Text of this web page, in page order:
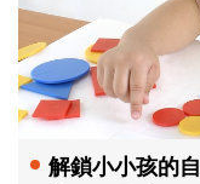
解鎖小小孩的